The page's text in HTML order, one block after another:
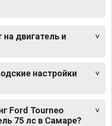
двигатель и
настройки
Ford Tourneo
75 лс в Самаре?